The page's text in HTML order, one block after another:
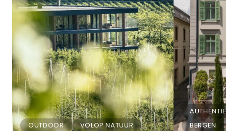
OUTDOOR VOLOP NATUUR
BERGEN